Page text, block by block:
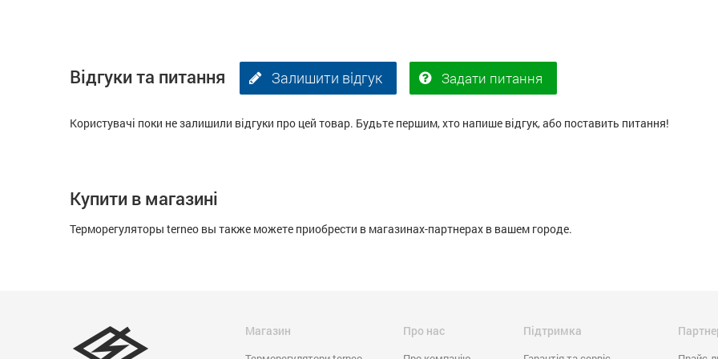
Відгуки та питання Залишити відгук Задати питання
Користувачі поки не залишили відгуки про цей товар. Будьте першим, хто напише відгук, або поставить питання!
Купити в магазині
Терморегуляторы terneo вы также можете приобрести в магазинах-партнерах в вашем городе.
Магазин Про нас Підтримка